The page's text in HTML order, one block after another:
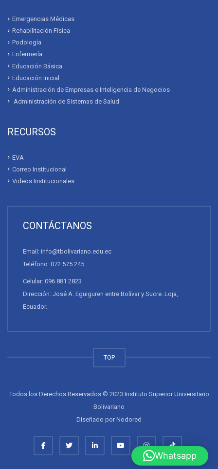
Emergencias Médicas
Rehabilitación Física
Podología
Enfermería
Educación Básica
Educación Inicial
Administración de Empresas e Inteligencia de Negocios
Administración de Sistemas de Salud
RECURSOS
EVA
Correo Institucional
Videos Institucionales
CONTÁCTANOS
Email: info@tbolivariano.edu.ec
Teléfono: 072 575 245
Celular: 096 881 2823
Dirección: José A. Eguiguren entre Bolívar y Sucre. Loja,
Ecuador.
TOP
Todos los Derechos Reservados ® 2023 Instituto Superior Universitario
Bolivariano
Diseñado porNodored
Whatsapp